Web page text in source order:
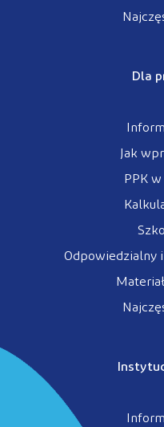
Dla
Jak
PPK
Odpowiedzialny